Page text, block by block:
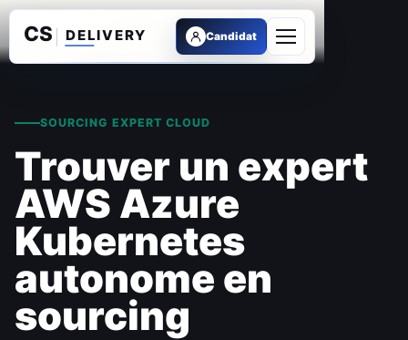
Candidat
Ouvrir le menu
SOURCING EXPERT CLOUD
Trouver un expert
AWS Azure
Kubernetes
autonome en
sourcing